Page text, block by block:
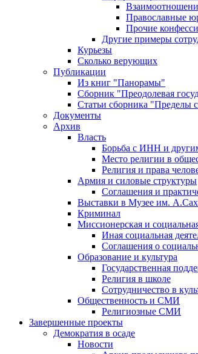
Православные
Прочие
Другие примеры
Курьезы
Сколько верующих
Публикации
Из книг "Панорамы"
Сборник "Преодолевая
Статьи сборника "Пределы
Документы
Архив
Власть
Борьба с ИНН и
Место религии в
Религия и права
Армия и силовые структуры
Соглашения и
Выставки в Музее им.
Криминал
Миссионерская и
Иная социальная
Соглашения о
Образование и культура
Государственная
Религия в школе
Сотрудничество в
Общественность и СМИ
Религиозные СМИ
Завершенные проекты
Демократия в осаде
Новости